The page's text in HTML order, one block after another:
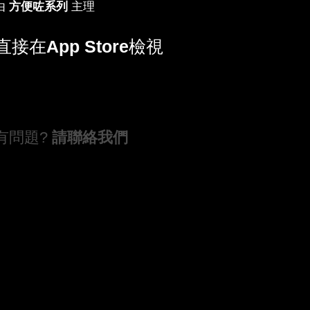
方便咗系列 主理
接在App Store檢視
問題? 請聯絡我們